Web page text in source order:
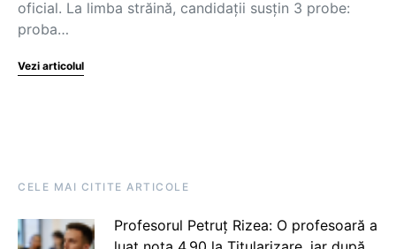
oficial. La limba străină, candidații susțin 3 probe:
proba…
Vezi articolul
CELE MAI CITITE ARTICOLE
Profesorul Petruț Rizea: O profesoară a